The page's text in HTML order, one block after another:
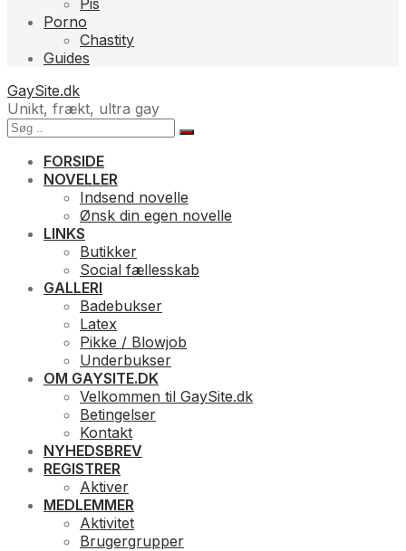
Pis
Porno
Chastity
Guides
GaySite.dk
Unikt, frækt, ultra gay
FORSIDE
NOVELLER
Indsend novelle
Ønsk din egen novelle
LINKS
Butikker
Social fællesskab
GALLERI
Badebukser
Latex
Pikke / Blowjob
Underbukser
OM GAYSITE.DK
Velkommen til GaySite.dk
Betingelser
Kontakt
NYHEDSBREV
REGISTRER
Aktiver
MEDLEMMER
Aktivitet
Brugergrupper